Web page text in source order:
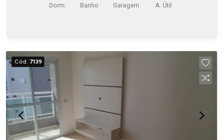
Dorm. Banho Garagem A. Útil
Cód. 7139